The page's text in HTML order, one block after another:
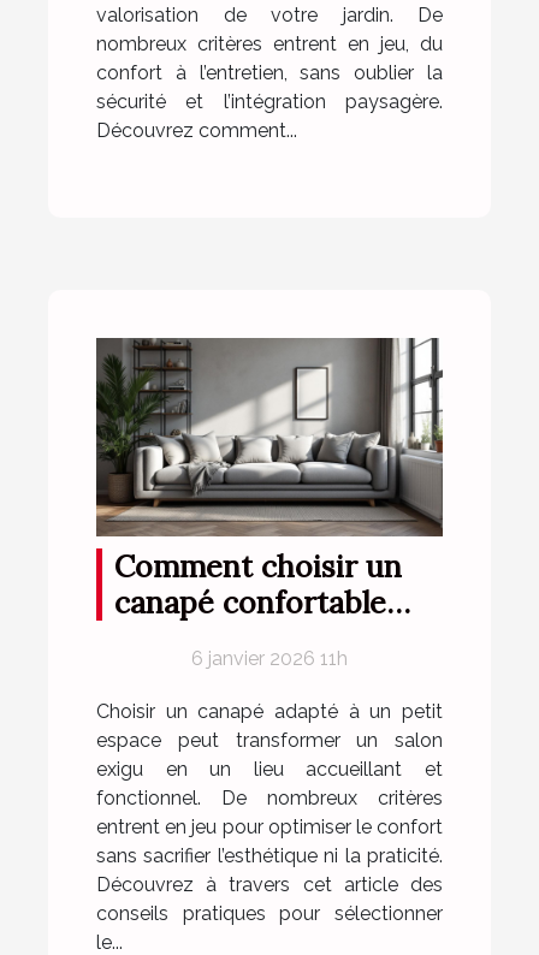
valorisation de votre jardin. De
nombreux critères entrent en jeu, du
confort à l’entretien, sans oublier la
sécurité et l’intégration paysagère.
Découvrez comment...
Comment choisir un
canapé confortable
6 janvier 2026 11h
Choisir un canapé adapté à un petit
espace peut transformer un salon
exigu en un lieu accueillant et
fonctionnel. De nombreux critères
entrent en jeu pour optimiser le confort
sans sacrifier l’esthétique ni la praticité.
Découvrez à travers cet article des
conseils pratiques pour sélectionner
le...